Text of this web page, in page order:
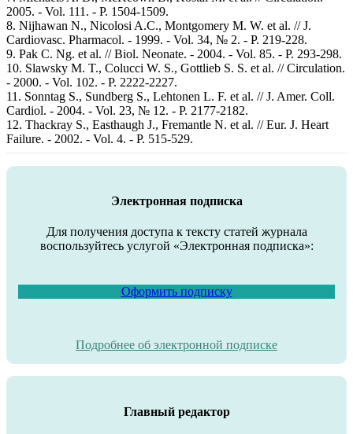
2005. - Vol. 111. - P. 1504-1509.
8. Nijhawan N., Nicolosi A.C., Montgomery M. W. et al. // J.
Cardiovasc. Pharmacol. - 1999. - Vol. 34, № 2. - P. 219-228.
9. Pak C. Ng. et al. // Biol. Neonate. - 2004. - Vol. 85. - P. 293-298.
10. Slawsky M. T., Colucci W. S., Gottlieb S. S. et al. // Circulation.
- 2000. - Vol. 102. - P. 2222-2227.
11. Sonntag S., Sundberg S., Lehtonen L. F. et al. // J. Amer. Coll.
Cardiol. - 2004. - Vol. 23, № 12. - P. 2177-2182.
12. Thackray S., Easthaugh J., Fremantle N. et al. // Eur. J. Heart
Failure. - 2002. - Vol. 4. - P. 515-529.
Электронная подписка
Для получения доступа к тексту статей журнала
воспользуйтесь услугой «Электронная подписка»:
Оформить подписку
Подробнее об электронной подписке
Главный редактор